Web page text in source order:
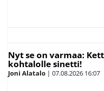
Nyt se on varmaa:
kohtalolle sinetti!
Joni Alatalo | 07.08.2026 16:07